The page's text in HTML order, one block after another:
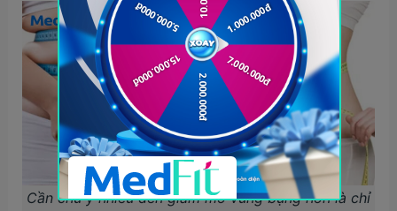
Cần chú ý nhiều đến giảm mỡ vùng bụng hơn là chỉ